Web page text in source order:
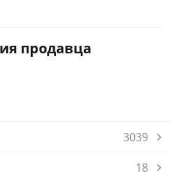
продавца
3039
18